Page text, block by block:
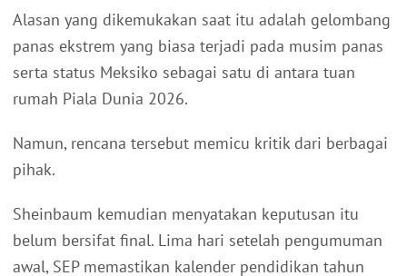
Alasan yang dikemukakan saat itu adalah gelombang
panas ekstrem yang biasa terjadi pada musim panas
serta status Meksiko sebagai satu di antara tuan
rumah Piala Dunia 2026.
Namun, rencana tersebut memicu kritik dari berbagai
pihak.
Sheinbaum kemudian menyatakan keputusan itu
belum bersifat final. Lima hari setelah pengumuman
awal, SEP memastikan kalender pendidikan tahun